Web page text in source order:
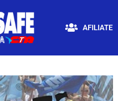
AFILIATE